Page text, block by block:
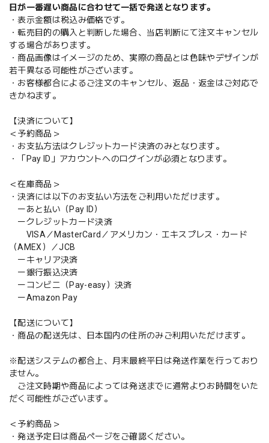
日が一番遅い商品に合わせて一括で発送となります。
・表示金額は税込み価格です。
・転売目的の購入と判断した場合、当店判断にて注文キャンセル
する場合があります。
・商品画像はイメージのため、実際の商品とは色味やデザインが
若干異なる可能性がございます。
・お客様都合によるご注文のキャンセル、返品・返金はご対応で
きかねます。
【決済について】
＜予約商品＞
・お支払方法はクレジットカード決済のみとなります。
・「Pay ID」アカウントへのログインが必須となります。
＜在庫商品＞
・決済には以下のお支払い方法をご利用いただけます。
ーあと払い（Pay ID）
ークレジットカード決済
VISA／MasterCard／アメリカン・エキスプレス・カード
（AMEX）／JCB
ーキャリア決済
ー銀行振込決済
ーコンビニ（Pay-easy）決済
ーAmazon Pay
【配送について】
・商品の配送先は、日本国内の住所のみご利用いただけます。
※配送システムの都合上、月末最終平日は発送作業を行っており
ません。
ご注文時期や商品によっては発送までに通常よりお時間をいた
だく可能性がございます。
＜予約商品＞
・発送予定日は商品ページをご確認ください。